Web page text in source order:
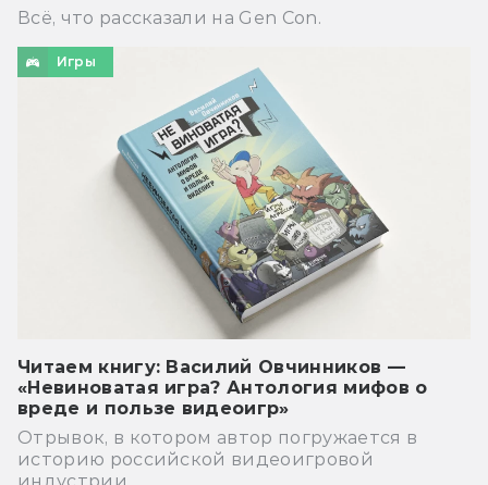
Всё, что рассказали на Gen Con.
Игры
Читаем книгу: Василий Овчинников —
«Невиноватая игра? Антология мифов о
вреде и пользе видеоигр»
Отрывок, в котором автор погружается в
историю российской видеоигровой